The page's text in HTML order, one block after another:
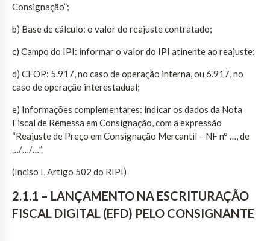
Consignação”;
b) Base de cálculo: o valor do reajuste contratado;
c) Campo do IPI: informar o valor do IPI atinente ao reajuste;
d) CFOP: 5.917, no caso de operação interna, ou 6.917, no
caso de operação interestadual;
e) Informações complementares: indicar os dados da Nota
Fiscal de Remessa em Consignação, com a expressão
“Reajuste de Preço em Consignação Mercantil – NF n° …, de
…/…/…”.
(Inciso I, Artigo 502 do RIPI)
2.1.1 – LANÇAMENTO NA ESCRITURAÇÃO
FISCAL DIGITAL (EFD) PELO CONSIGNANTE